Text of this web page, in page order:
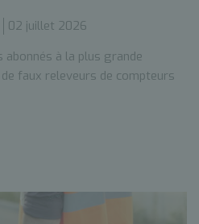
02 juillet 2026
à la plus grande
faux releveurs de compteurs